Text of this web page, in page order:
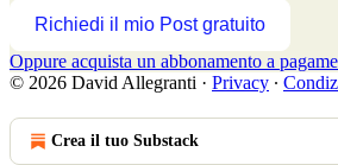
Richiedi il mio Post gratuito
Oppure acquista un abbonamento a
© 2026 David Allegranti · Privacy ∙
Crea il tuo Substack